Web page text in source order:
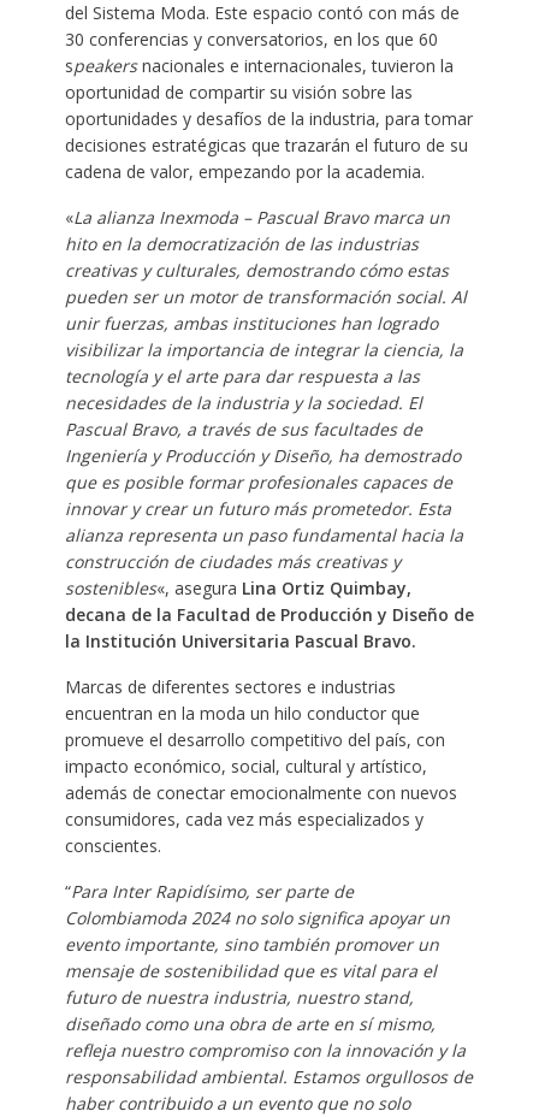
del Sistema Moda. Este espacio contó con más de
30 conferencias y conversatorios, en los que 60
speakersnacionales e internacionales, tuvieron la
oportunidad de compartir su visión sobre las
oportunidades y desafíos de la industria, para tomar
decisiones estratégicas que trazarán el futuro de su
cadena de valor, empezando por la academia.
«La alianza Inexmoda – Pascual Bravo marca un
hito en la democratización de las industrias
creativas y culturales, demostrando cómo estas
pueden ser un motor de transformación social. Al
unir fuerzas, ambas instituciones han logrado
visibilizar la importancia de integrar la ciencia, la
tecnología y el arte para dar respuesta a las
necesidades de la industria y la sociedad. El
Pascual Bravo, a través de sus facultades de
Ingeniería y Producción y Diseño, ha demostrado
que es posible formar profesionales capaces de
innovar y crear un futuro más prometedor. Esta
alianza representa un paso fundamental hacia la
construcción de ciudades más creativas y
sostenibles«, asegura Lina Ortiz Quimbay,
decana de la Facultad de Producción y Diseño de
la Institución Universitaria Pascual Bravo.
Marcas de diferentes sectores e industrias
encuentran en la moda un hilo conductor que
promueve el desarrollo competitivo del país, con
impacto económico, social, cultural y artístico,
además de conectar emocionalmente con nuevos
consumidores, cada vez más especializados y
conscientes.
“Para Inter Rapidísimo, ser parte de
Colombiamoda 2024 no solo significa apoyar un
evento importante, sino también promover un
mensaje de sostenibilidad que es vital para el
futuro de nuestra industria, nuestro stand,
diseñado como una obra de arte en sí mismo,
refleja nuestro compromiso con la innovación y la
responsabilidad ambiental. Estamos orgullosos de
haber contribuido a un evento que no solo